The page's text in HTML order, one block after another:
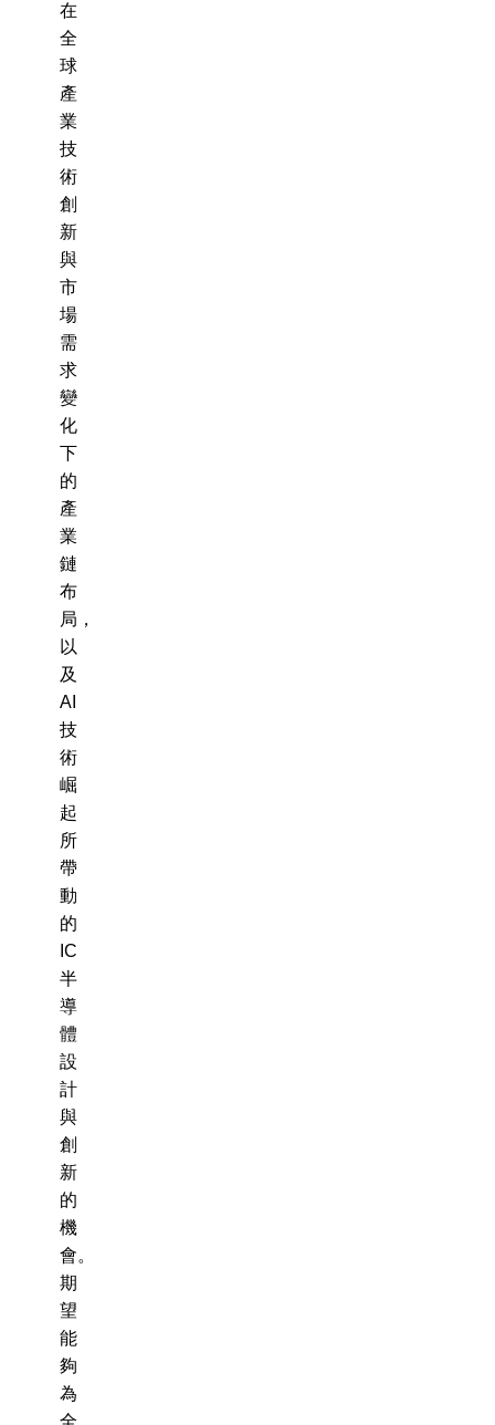
在
全
球
產
業
技
術
創
新
與
市
場
需
求
變
化
下
的
產
業
鏈
布
局，
以
及
AI
技
術
崛
起
所
帶
動
的
IC
半
導
體
設
計
與
創
新
的
機
會。
期
望
能
夠
為
全